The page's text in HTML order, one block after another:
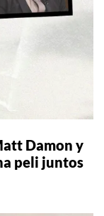
Damon y
peli juntos